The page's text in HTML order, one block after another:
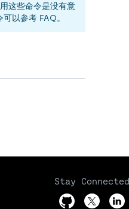
这些命令是没有意
以参考 FAQ。
Stay Connected